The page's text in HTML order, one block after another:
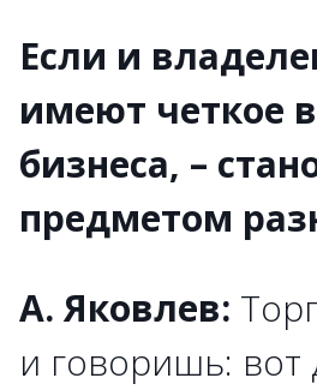
Если и
имеют четкое
бизнеса, –
предметом
А. Яковлев:
и говоришь: